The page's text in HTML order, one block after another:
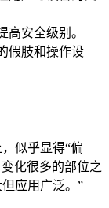
高安全级别。
假肢和操作设
似乎显得“偏
化很多的部位之
应用广泛。”